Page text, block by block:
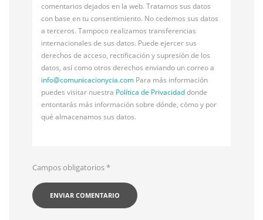
comentarios dejados en la web. Tratamos sus datos
con base en tu consentimiento. No cedemos sus datos
a terceros. Tampoco realizamos transferencias
internacionales de sus datos. Puede ejercer sus
derechos de acceso, rectificación y supresión de los
datos, así como otros derechos enviando un correo a
info@comunicacionycia.com Para más información
puedes visitar nuestra Política de Privacidaddonde
entontarás más información sobre dónde, cómo y por
qué almacenamos sus datos.
Campos obligatorios*